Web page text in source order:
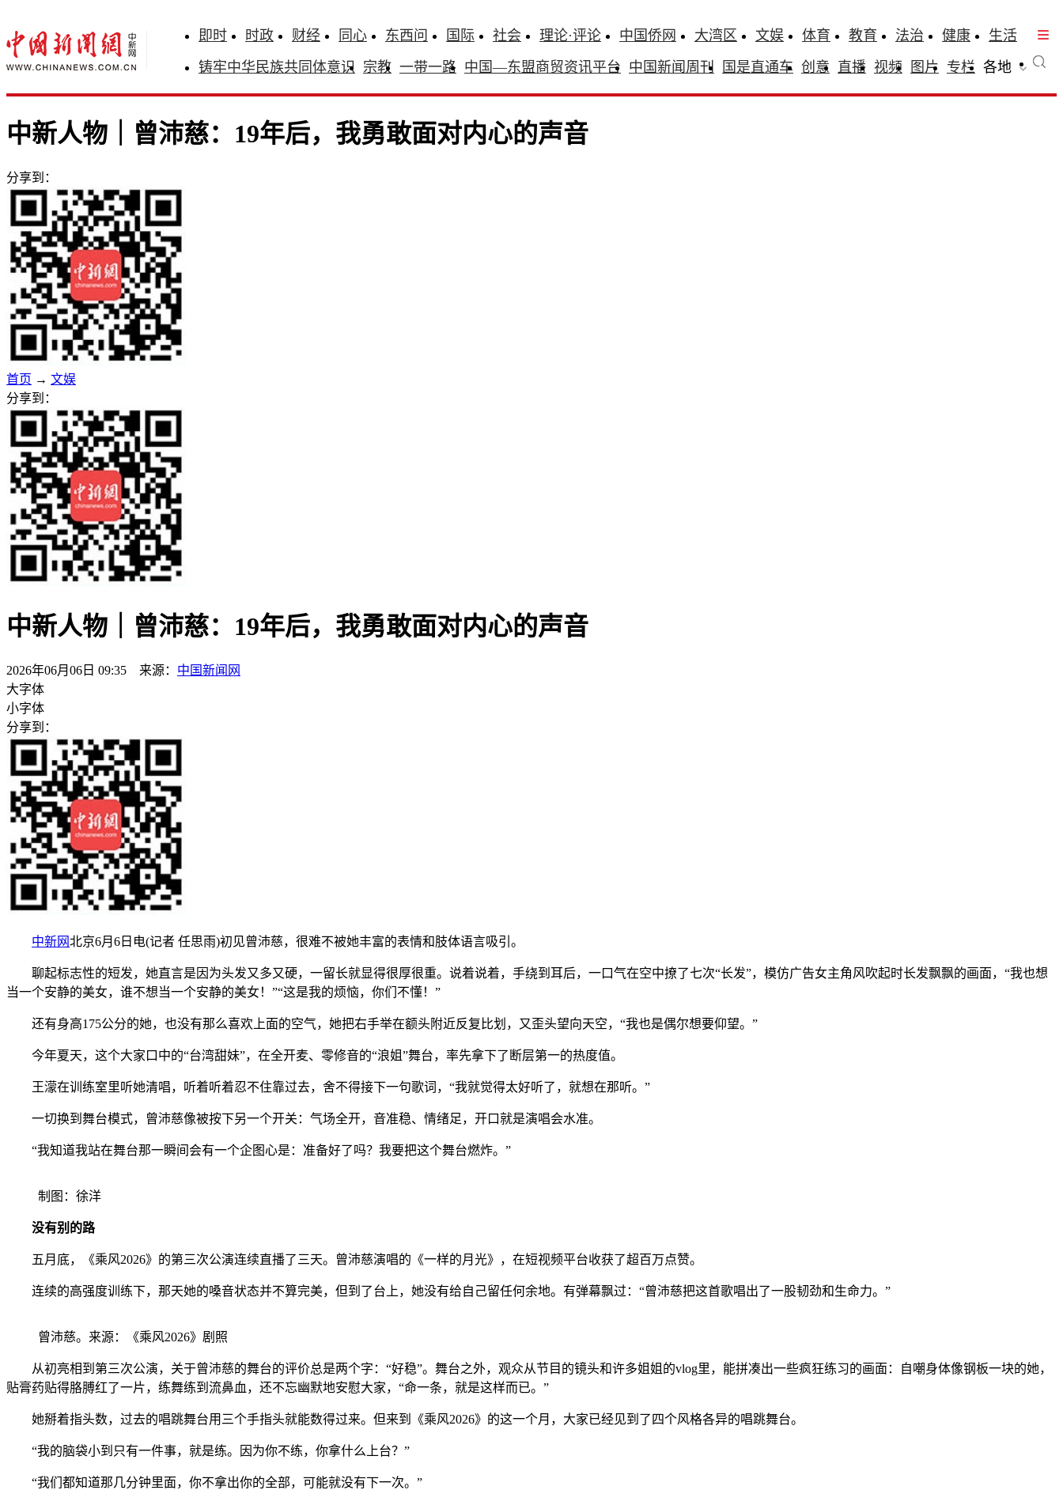
即时 时政 财经 同心 东西问 国际 社会 理论·评论 中国侨网 大湾区 文娱 体育 教育 法治 健康
生活
铸牢中华民族共同体意识 宗教 一带一路 中国—东盟商贸资讯平台 中国新闻周刊 国是直通车 创意 直播 视频 图片 专栏 各地
中新人物｜曾沛慈：19年后，我勇敢面对内心的声音
分享到：
首页 → 文娱
分享到：
中新人物｜曾沛慈：19年后，我勇敢面对内心的声音
2026年06月06日 09:35 来源： 中国新闻网
大字体
小字体
分享到：
中新网北京6月6日电(记者 任思雨)初见曾沛慈，很难不被她丰富的表情和肢体语言吸引。
聊起标志性的短发，她直言是因为头发又多又硬，一留长就显得很厚很重。说着说着，手绕到耳后，一口气在空中撩了七次“长发”，模仿广告女主角风吹起时长发飘飘的画面，“我也想
当一个安静的美女，谁不想当一个安静的美女！”“这是我的烦恼，你们不懂！”
还有身高175公分的她，也没有那么喜欢上面的空气，她把右手举在额头附近反复比划，又歪头望向天空，“我也是偶尔想要仰望。”
今年夏天，这个大家口中的“台湾甜妹”，在全开麦、零修音的“浪姐”舞台，率先拿下了断层第一的热度值。
王濛在训练室里听她清唱，听着听着忍不住靠过去，舍不得接下一句歌词，“我就觉得太好听了，就想在那听。”
一切换到舞台模式，曾沛慈像被按下另一个开关：气场全开，音准稳、情绪足，开口就是演唱会水准。
“我知道我站在舞台那一瞬间会有一个企图心是：准备好了吗？我要把这个舞台燃炸。”
制图：徐洋
没有别的路
五月底，《乘风2026》的第三次公演连续直播了三天。曾沛慈演唱的《一样的月光》，在短视频平台收获了超百万点赞。
连续的高强度训练下，那天她的嗓音状态并不算完美，但到了台上，她没有给自己留任何余地。有弹幕飘过：“曾沛慈把这首歌唱出了一股韧劲和生命力。”
曾沛慈。来源：《乘风2026》剧照
从初亮相到第三次公演，关于曾沛慈的舞台的评价总是两个字：“好稳”。舞台之外，观众从节目的镜头和许多姐姐的vlog里，能拼凑出一些疯狂练习的画面：自嘲身体像钢板一块的她，
贴膏药贴得胳膊红了一片，练舞练到流鼻血，还不忘幽默地安慰大家，“命一条，就是这样而已。”
她掰着指头数，过去的唱跳舞台用三个手指头就能数得过来。但来到《乘风2026》的这一个月，大家已经见到了四个风格各异的唱跳舞台。
“我的脑袋小到只有一件事，就是练。因为你不练，你拿什么上台？”
“我们都知道那几分钟里面，你不拿出你的全部，可能就没有下一次。”